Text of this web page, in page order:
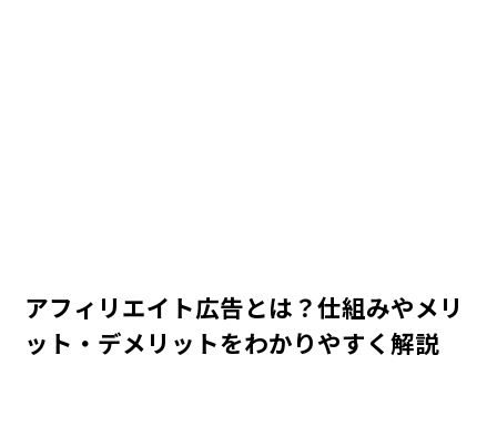
アフィリエイト広告とは？仕組みやメリ
ット・デメリットをわかりやすく解説